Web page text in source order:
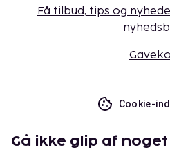
Få tilbud, tips og
Cookie-
Gå ikke glip af